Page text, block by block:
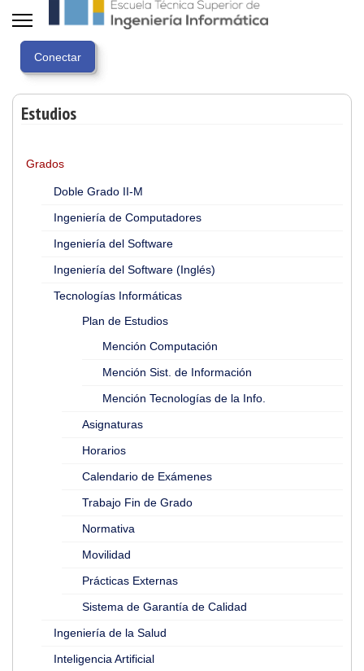
Estudios
Grados
Doble Grado II-M
Ingeniería de Computadores
Ingeniería del Software
Ingeniería del Software (Inglés)
Tecnologías Informáticas
Plan de Estudios
Mención Computación
Mención Sist. de Información
Mención Tecnologías de la Info.
Asignaturas
Horarios
Calendario de Exámenes
Trabajo Fin de Grado
Normativa
Movilidad
Prácticas Externas
Sistema de Garantía de Calidad
Ingeniería de la Salud
Inteligencia Artificial